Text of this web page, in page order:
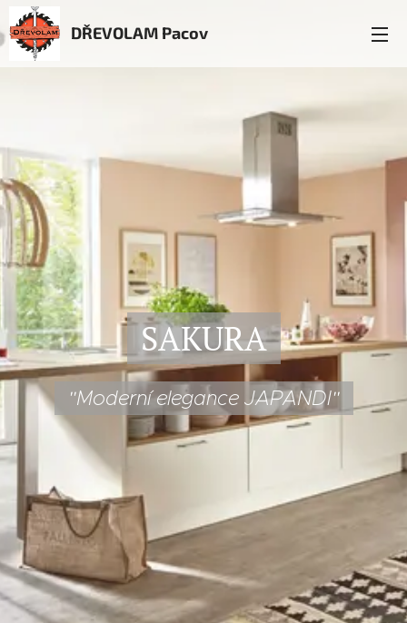
DŘEVOLAM Pacov
SAKURA
"Moderní elegance JAPANDI"